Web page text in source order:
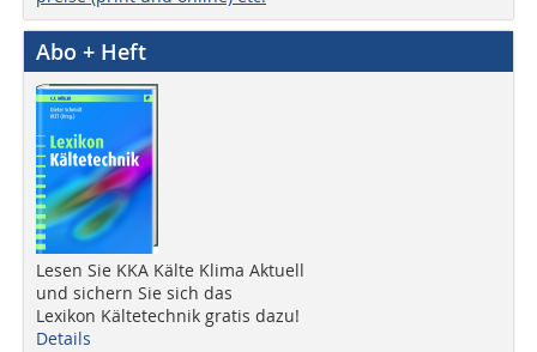
Abo + Heft
Lesen Sie KKA Kälte Klima Aktuell
und sichern Sie sich das
Lexikon Kältetechnik gratis dazu!
Details